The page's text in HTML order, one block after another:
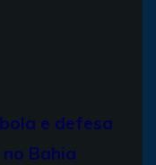
e defesa
Bahia